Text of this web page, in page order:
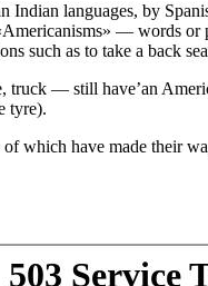
languages, by
— words
such as to take a back
— still have’an
tyre).
which have made their